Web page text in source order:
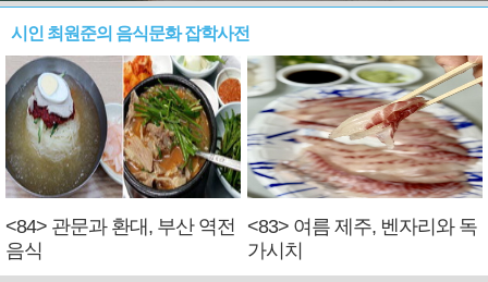
시인 최원준의 음식문화 잡학사전
<84> 관문과 환대, 부산 역전
음식
<83> 여름 제주, 벤자리와 독
가시치